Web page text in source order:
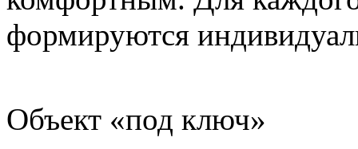
формируются
Объект «под ключ»